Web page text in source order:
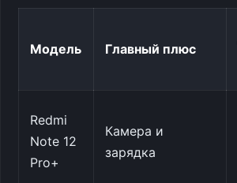
Модель Главный плюс
Redmi
Note 12
Pro+
Камера и
зарядка